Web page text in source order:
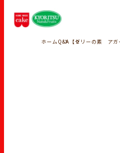
ホームQ&A 【ゼリーの素 ア